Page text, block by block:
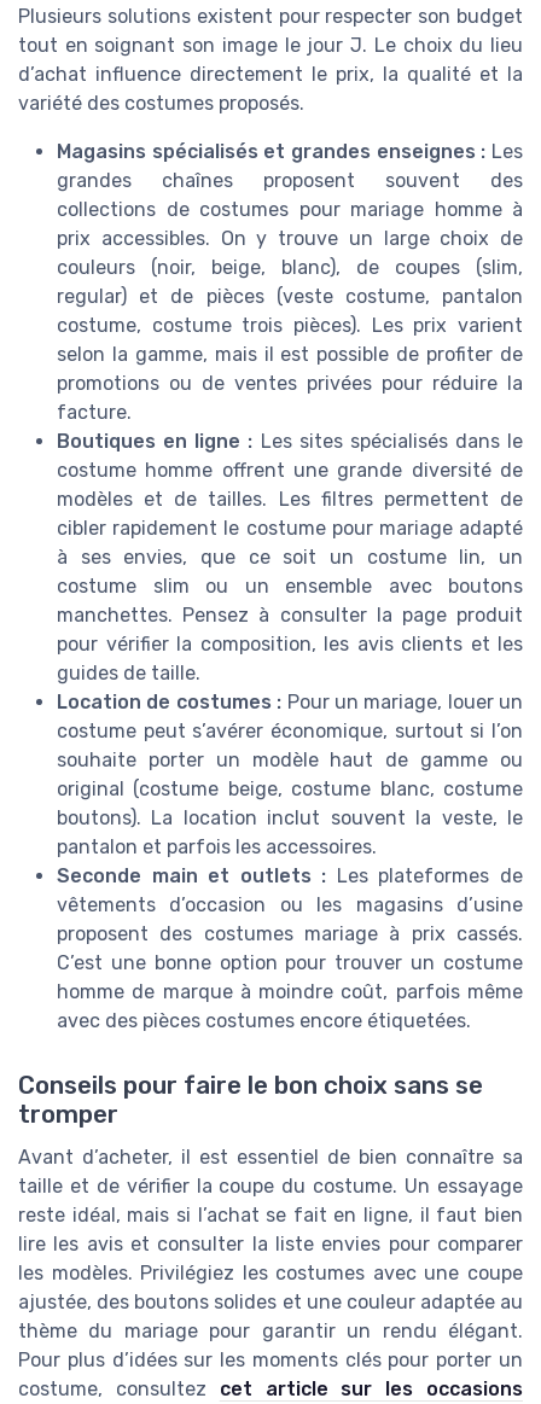
Plusieurs solutions existent pour respecter son budget
tout en soignant son image le jour J. Le choix du lieu
d’achat influence directement le prix, la qualité et la
variété des costumes proposés.
Magasins spécialisés et grandes enseignes : Les
grandes chaînes proposent souvent des
collections de costumes pour mariage homme à
prix accessibles. On y trouve un large choix de
couleurs (noir, beige, blanc), de coupes (slim,
regular) et de pièces (veste costume, pantalon
costume, costume trois pièces). Les prix varient
selon la gamme, mais il est possible de profiter de
promotions ou de ventes privées pour réduire la
facture.
Boutiques en ligne : Les sites spécialisés dans le
costume homme offrent une grande diversité de
modèles et de tailles. Les filtres permettent de
cibler rapidement le costume pour mariage adapté
à ses envies, que ce soit un costume lin, un
costume slim ou un ensemble avec boutons
manchettes. Pensez à consulter la page produit
pour vérifier la composition, les avis clients et les
guides de taille.
Location de costumes : Pour un mariage, louer un
costume peut s’avérer économique, surtout si l’on
souhaite porter un modèle haut de gamme ou
original (costume beige, costume blanc, costume
boutons). La location inclut souvent la veste, le
pantalon et parfois les accessoires.
Seconde main et outlets : Les plateformes de
vêtements d’occasion ou les magasins d’usine
proposent des costumes mariage à prix cassés.
C’est une bonne option pour trouver un costume
homme de marque à moindre coût, parfois même
avec des pièces costumes encore étiquetées.
Conseils pour faire le bon choix sans se
tromper
Avant d’acheter, il est essentiel de bien connaître sa
taille et de vérifier la coupe du costume. Un essayage
reste idéal, mais si l’achat se fait en ligne, il faut bien
lire les avis et consulter la liste envies pour comparer
les modèles. Privilégiez les costumes avec une coupe
ajustée, des boutons solides et une couleur adaptée au
thème du mariage pour garantir un rendu élégant.
Pour plus d’idées sur les moments clés pour porter un
costume, consultez cet article sur les occasions